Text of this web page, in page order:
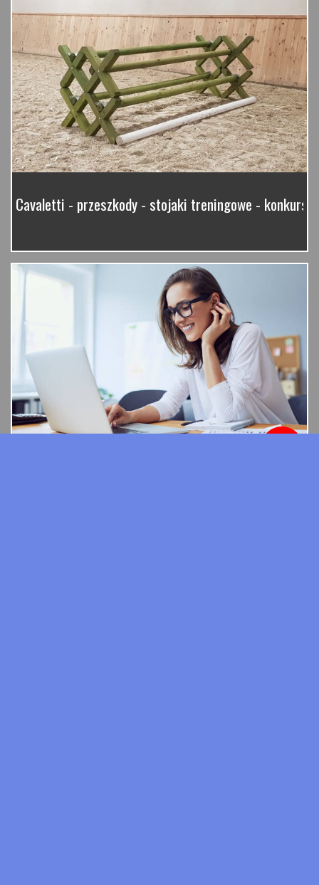
Cavaletti - przeszkody - stojaki treningowe -
cena: